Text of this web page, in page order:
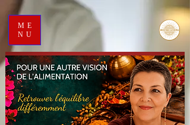
ME
NU